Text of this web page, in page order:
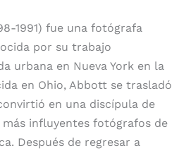
1991) fue una fotógrafa
por su trabajo
urbana en Nueva York en la
en Ohio, Abbott se trasladó
en una discípula de
más influyentes fotógrafos de
Después de regresar a